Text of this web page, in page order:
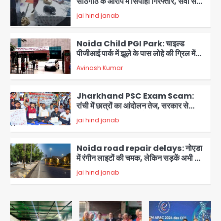
3
बर्खास्त, कई पुलिसकर्मियों में डर
jai hind janab
4
Noida Child PGI Park: चाइल्ड
पीजीआई पार्क में झूले के पास लोहे की ग्रिल में
उतरा करंट, 7 साल के बच्चे की हालत गंभीर,
बिजली विभाग पर लापरवाही का आरोप
Avinash Kumar
5
Jharkhand PSC Exam Scam:
रांची में छात्रों का आंदोलन तेज, सरकार से
बातचीत को तैयार, रखीं दो बड़ी शर्तें
jai hind janab
1
Noida road repair delays: नोएडा
में रंगीन लाइटों की चमक, लेकिन सड़कें अभी भी
उखड़ी: प्राधिकरण के सौंदर्यीकरण बनाम आम
आदमी की परेशानी
jai hind janab
Noida Authority: जांच के घेरे में प्लानिंग
विभाग, GM मीना भार्गव पर उठ रहे सवाल,